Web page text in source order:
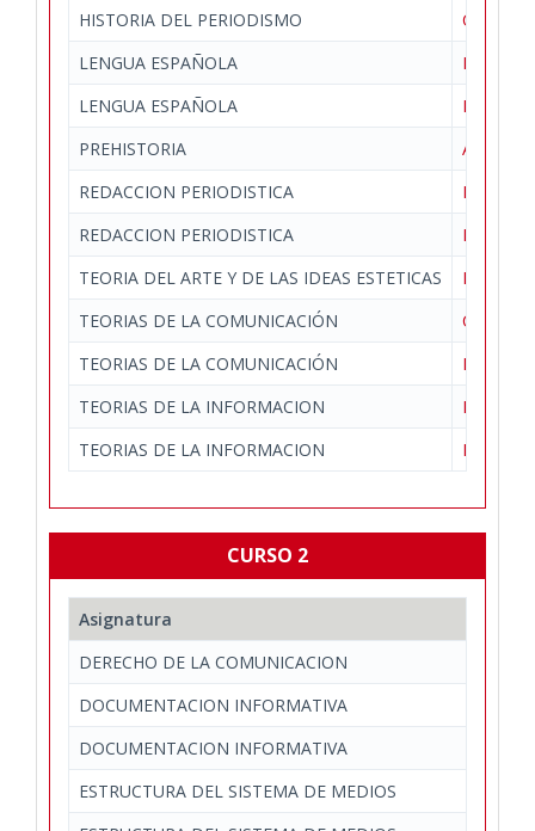
HISTORIA DEL PERIODISMO
Ciencias
LENGUA ESPAÑOLA
Estudios
LENGUA ESPAÑOLA
Estudios
PREHISTORIA
Artes y
REDACCION PERIODISTICA
REDACCION PERIODISTICA
TEORIA DEL ARTE Y DE LAS IDEAS ESTETICAS
Estudios
TEORIAS DE LA COMUNICACIÓN
TEORIAS DE LA COMUNICACIÓN
TEORIAS DE LA INFORMACION
TEORIAS DE LA INFORMACION
CURSO 2
Asignatura
DERECHO DE LA COMUNICACION
DOCUMENTACION INFORMATIVA
DOCUMENTACION INFORMATIVA
ESTRUCTURA DEL SISTEMA DE MEDIOS